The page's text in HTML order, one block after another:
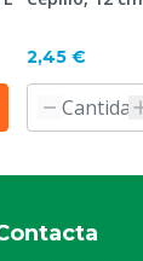
2,45 €